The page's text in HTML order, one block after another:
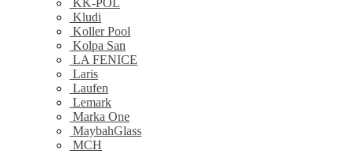
KK-POL
Kludi
Koller Pool
Kolpa San
LA FENICE
Laris
Laufen
Lemark
Marka One
MaybahGlass
MCH